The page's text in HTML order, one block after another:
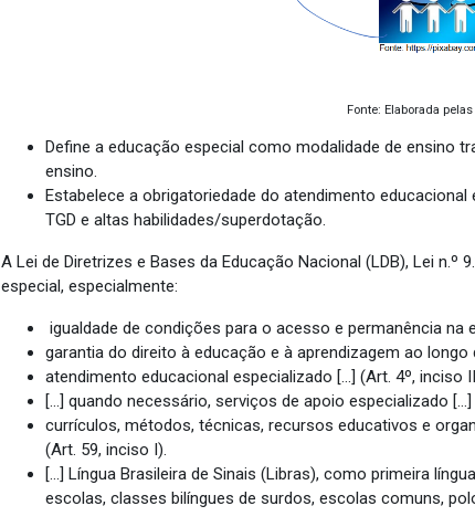
Fonte: Elaborada
Define a educação especial como modalidade de ensino
ensino.
Estabelece a obrigatoriedade do atendimento
TGD e altas habilidades/superdotação.
A Lei de Diretrizes e Bases da Educação Nacional (LDB), Lei
especial, especialmente:
igualdade de condições para o acesso e permanência na
garantia do direito à educação e à aprendizagem ao longo
atendimento educacional especializado [...] (Art. 4º, inciso
[...] quando necessário, serviços de apoio especializado [...]
currículos, métodos, técnicas, recursos educativos e
(Art. 59, inciso I).
[...] Língua Brasileira de Sinais (Libras), como primeira
escolas, classes bilíngues de surdos, escolas comuns,